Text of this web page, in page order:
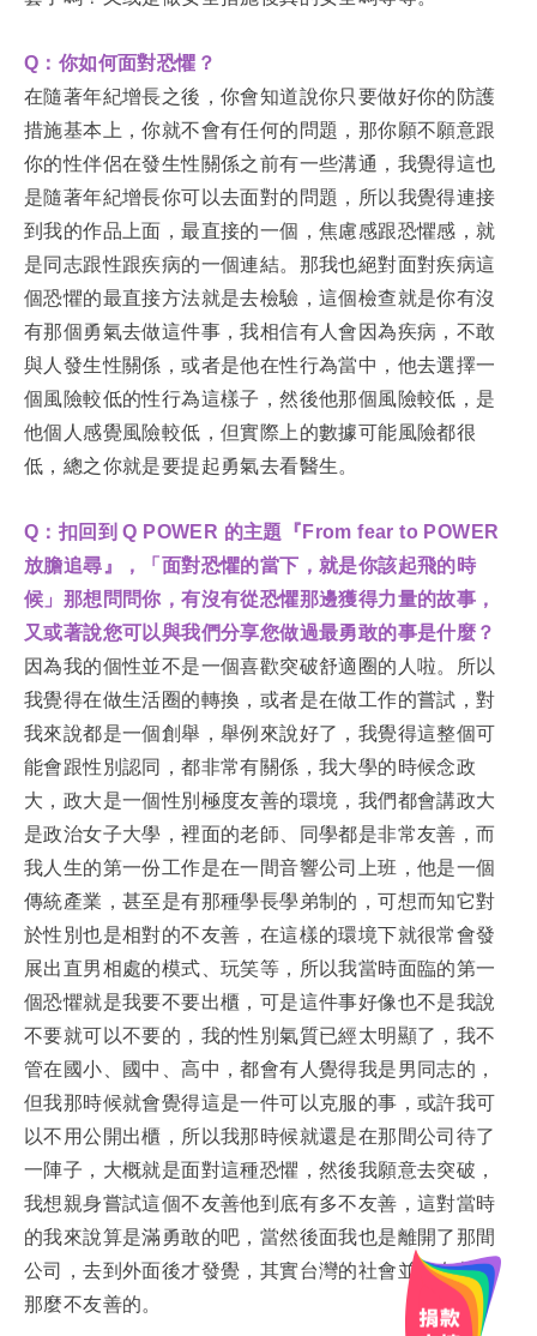
Q：你如何面對恐懼？
在隨著年紀增長之後，你會知道說你只要做好你的防護
措施基本上，你就不會有任何的問題，那你願不願意跟
你的性伴侶在發生性關係之前有一些溝通，我覺得這也
是隨著年紀增長你可以去面對的問題，所以我覺得連接
到我的作品上面，最直接的一個，焦慮感跟恐懼感，就
是同志跟性跟疾病的一個連結。那我也絕對面對疾病這
個恐懼的最直接方法就是去檢驗，這個檢查就是你有沒
有那個勇氣去做這件事，我相信有人會因為疾病，不敢
與人發生性關係，或者是他在性行為當中，他去選擇一
個風險較低的性行為這樣子，然後他那個風險較低，是
他個人感覺風險較低，但實際上的數據可能風險都很
低，總之你就是要提起勇氣去看醫生。
Q：扣回到 Q POWER 的主題『From fear to POWER
放膽追尋』，「面對恐懼的當下，就是你該起飛的時
候」那想問問你，有沒有從恐懼那邊獲得力量的故事，
又或著說您可以與我們分享您做過最勇敢的事是什麼？
因為我的個性並不是一個喜歡突破舒適圈的人啦。所以
我覺得在做生活圈的轉換，或者是在做工作的嘗試，對
我來說都是一個創舉，舉例來說好了，我覺得這整個可
能會跟性別認同，都非常有關係，我大學的時候念政
大，政大是一個性別極度友善的環境，我們都會講政大
是政治女子大學，裡面的老師、同學都是非常友善，而
我人生的第一份工作是在一間音響公司上班，他是一個
傳統產業，甚至是有那種學長學弟制的，可想而知它對
於性別也是相對的不友善，在這樣的環境下就很常會發
展出直男相處的模式、玩笑等，所以我當時面臨的第一
個恐懼就是我要不要出櫃，可是這件事好像也不是我說
不要就可以不要的，我的性別氣質已經太明顯了，我不
管在國小、國中、高中，都會有人覺得我是男同志的，
但我那時候就會覺得這是一件可以克服的事，或許我可
以不用公開出櫃，所以我那時候就還是在那間公司待了
一陣子，大概就是面對這種恐懼，然後我願意去突破，
我想親身嘗試這個不友善他到底有多不友善，這對當時
的我來說算是滿勇敢的吧，當然後面我也是離開了那間
公司，去到外面後才發覺，其實台灣的社會並沒有都是
那麼不友善的。